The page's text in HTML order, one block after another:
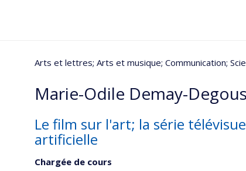
Arts et lettres; Arts et musique; Communication;
Marie-Odile Demay-
Le film sur l'art; la série
artificielle
Chargée de cours